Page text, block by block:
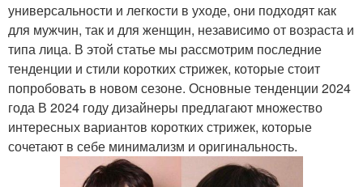
универсальности и легкости в уходе, они подходят как
для мужчин, так и для женщин, независимо от возраста и
типа лица. В этой статье мы рассмотрим последние
тенденции и стили коротких стрижек, которые стоит
попробовать в новом сезоне. Основные тенденции 2024
года В 2024 году дизайнеры предлагают множество
интересных вариантов коротких стрижек, которые
сочетают в себе минимализм и оригинальность.